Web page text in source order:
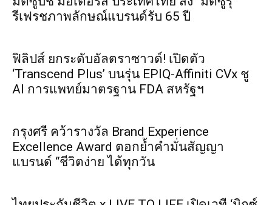
รีเฟรชภาพลักษณ์แบรนด์รับ 65 ปี
ฟิลิปส์ ยกระดับอัลตราซาวด์! เปิดตัว
‘Transcend Plus’ บนรุ่น EPIQ-Affiniti CVx ชู
AI การแพทย์มาตรฐาน FDA สหรัฐฯ
กรุงศรี คว้ารางวัล Brand Experience
Excellence Award ตอกย้ำคำมั่นสัญญา
แบรนด์ “ชีวิตง่าย ได้ทุกวัน